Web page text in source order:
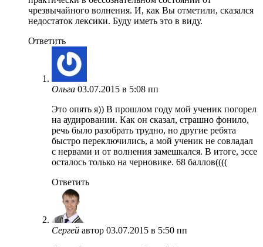
чрезвычайного волнения. И, как Вы отметили, сказался
недостаток лексики. Буду иметь это в виду.
Ответить
Ольга 03.07.2015 в 5:08 пп
Это опять я)) В прошлом году мой ученик погорел
на аудировании. Как он сказал, страшно фонило,
речь было разобрать трудно, но другие ребята
быстро переключились, а мой ученик не совладал
с нервами и от волнения замешкался. В итоге, эссе
осталось только на черновике. 68 баллов((((
Ответить
Сергей автор 03.07.2015 в 5:50 пп